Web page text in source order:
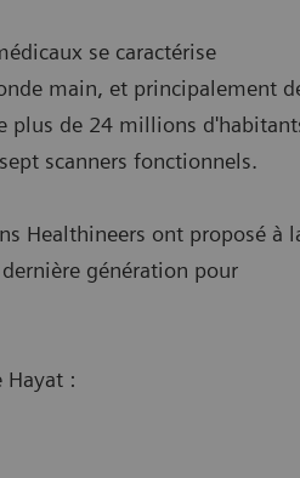
se caractérise
main, et principalement
plus de 24 millions
scanners fonctionnels.
Healthineers ont proposé à
génération pour
Hayat :